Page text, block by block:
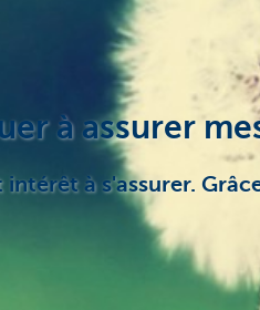
à assurer
à s'assurer.